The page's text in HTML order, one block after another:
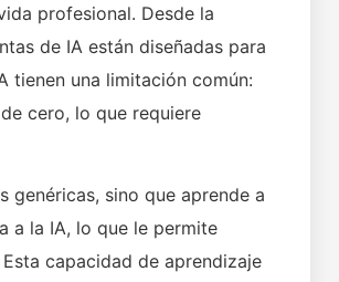
profesional. Desde la
de IA están diseñadas para
tienen una limitación común:
cero, lo que requiere
genéricas, sino que aprende a
a la IA, lo que le permite
capacidad de aprendizaje